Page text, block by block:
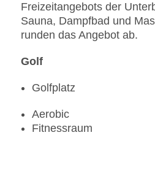
Freizeitangebots der
Sauna, Dampfbad und
runden das Angebot ab.
Golf
Golfplatz
Aerobic
Fitnessraum